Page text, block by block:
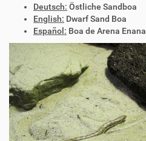
Deutsch: Östliche Sandboa
English: Dwarf Sand Boa
Español: Boa de Arena Enana